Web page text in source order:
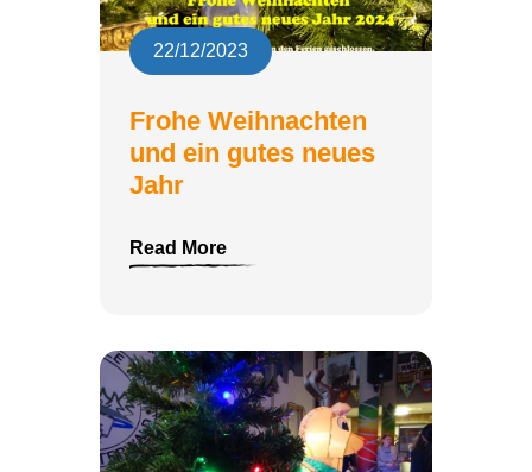
22/12/2023
Frohe Weihnachten
und ein gutes neues
Jahr
Read More